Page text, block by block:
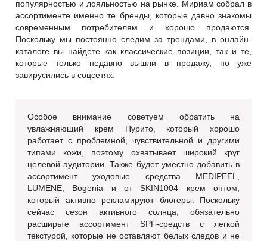
популярностью и лояльностью на рынке. Мириам собрал в
ассортименте именно те бренды, которые давно знакомы
современным потребителям и хорошо продаются.
Поскольку мы постоянно следим за трендами, в онлайн-
каталоге вы найдете как классические позиции, так и те,
которые только недавно вышли в продажу, но уже
завирусились в соцсетях.
Особое внимание советуем обратить на
увлажняющий крем Пурито, который хорошо
работает с проблемной, чувствительной и другими
типами кожи, поэтому охватывает широкий круг
целевой аудитории. Также будет уместно добавить в
ассортимент уходовые средства MEDIPEEL,
LUMENE, Bogenia и от SKIN1004 крем оптом,
который активно рекламируют блогеры. Поскольку
сейчас сезон активного солнца, обязательно
расширьте ассортимент SPF-средств с легкой
текстурой, которые не оставляют белых следов и не